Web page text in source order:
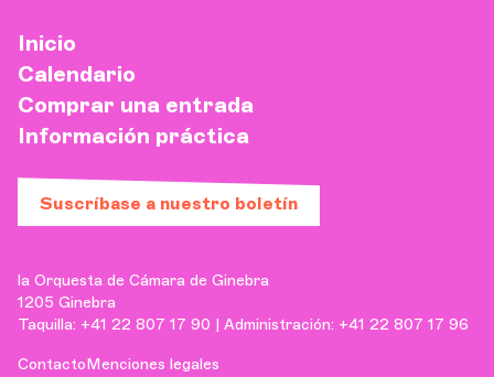
Inicio
Calendario
Comprar una entrada
Información práctica
Suscríbase a nuestro boletín
la Orquesta de Cámara de Ginebra
1205 Ginebra
Taquilla: +41 22 807 17 90 | Administración: +41 22 807 17 96
ContactoMenciones legales